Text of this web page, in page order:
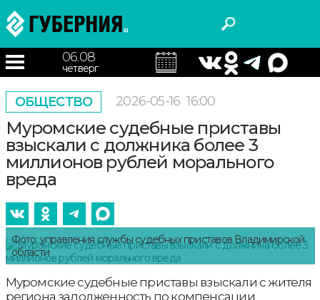
06.08
четверг
ОБЩЕСТВО 2026-05-16 16:00
Муромские судебные приставы
взыскали с должника более 3
миллионов рублей морального
вреда
Фото: управления службы судебных приставов Владимирской
области
Муромские судебные приставы взыскали с жителя
региона задолженность по компенсации